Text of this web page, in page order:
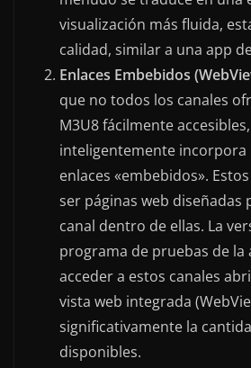
visualización más fluida,
calidad, similar a una app
Enlaces Embebidos
que no todos los canales
M3U8 fácilmente
inteligentemente incorpora
enlaces «embebidos».
ser páginas web diseñadas
canal dentro de ellas. La
programa de pruebas de
acceder a estos canales
vista web integrada
significativamente la
disponibles.